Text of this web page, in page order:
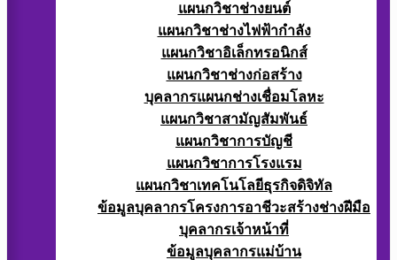
แผนกวิชาช่างยนต์
แผนกวิชาช่างไฟฟ้ากำลัง
แผนกวิชาอิเล็กทรอนิกส์
แผนกวิชาช่างก่อสร้าง
บุคลากรแผนกช่างเชื่อมโลหะ
แผนกวิชาสามัญสัมพันธ์
แผนกวิชาการบัญชี
แผนกวิชาการโรงแรม
แผนกวิชาเทคโนโลยีธุรกิจดิจิทัล
ข้อมูลบุคลากรโครงการอาชีวะสร้างช่างฝีมือ
บุคลากรเจ้าหน้าที่
ข้อมูลบุคลากรแม่บ้าน